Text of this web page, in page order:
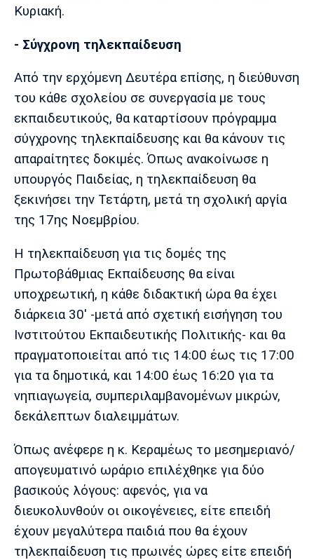
Κυριακή.
- Σύγχρονη τηλεκπαίδευση
Από την ερχόμενη Δευτέρα επίσης, η διεύθυνση
του κάθε σχολείου σε συνεργασία με τους
εκπαιδευτικούς, θα καταρτίσουν πρόγραμμα
σύγχρονης τηλεκπαίδευσης και θα κάνουν τις
απαραίτητες δοκιμές. Όπως ανακοίνωσε η
υπουργός Παιδείας, η τηλεκπαίδευση θα
ξεκινήσει την Τετάρτη, μετά τη σχολική αργία
της 17ης Νοεμβρίου.
Η τηλεκπαίδευση για τις δομές της
Πρωτοβάθμιας Εκπαίδευσης θα είναι
υποχρεωτική, η κάθε διδακτική ώρα θα έχει
διάρκεια 30' -μετά από σχετική εισήγηση του
Ινστιτούτου Εκπαιδευτικής Πολιτικής- και θα
πραγματοποιείται από τις 14:00 έως τις 17:00
για τα δημοτικά, και 14:00 έως 16:20 για τα
νηπιαγωγεία, συμπεριλαμβανομένων μικρών,
δεκάλεπτων διαλειμμάτων.
Όπως ανέφερε η κ. Κεραμέως το μεσημεριανό/
απογευματινό ωράριο επιλέχθηκε για δύο
βασικούς λόγους: αφενός, για να
διευκολυνθούν οι οικογένειες, είτε επειδή
έχουν μεγαλύτερα παιδιά που θα έχουν
τηλεκπαίδευση τις πρωινές ώρες είτε επειδή